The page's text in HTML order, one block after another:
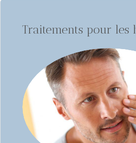
Traitements pour les